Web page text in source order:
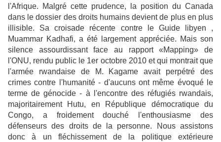
l'Afrique. Malgré cette prudence, la position du Canada
dans le dossier des droits humains devient de plus en plus
illisible. Sa croisade récente contre le Guide libyen ,
Muammar Kadhafi, a été largement appréciée. Mais son
silence assourdissant face au rapport «Mapping» de
l'ONU, rendu public le 1er octobre 2010 et qui montrait que
l'armée rwandaise de M. Kagame avait perpétré des
crimes contre l'humanité - d'aucuns ont même évoqué le
terme de génocide - à l'encontre des réfugiés rwandais,
majoritairement Hutu, en République démocratique du
Congo, a froidement douché l'enthousiasme des
défenseurs des droits de la personne. Nous assistons
donc à un fléchissement de la politique extérieure